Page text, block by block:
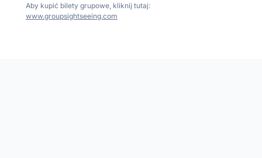
Aby kupić bilety grupowe, kliknij tutaj:
www.groupsightseeing.com